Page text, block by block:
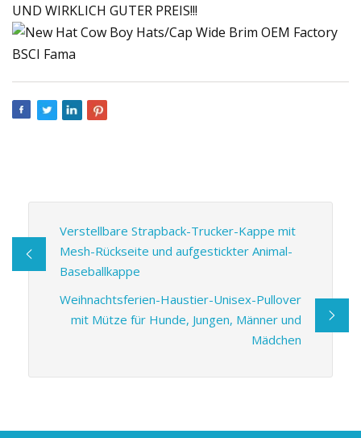
UND WIRKLICH GUTER PREIS!!!
Verstellbare Strapback-Trucker-Kappe mit
Mesh-Rückseite und aufgestickter Animal-
Baseballkappe
Weihnachtsferien-Haustier-Unisex-Pullover
mit Mütze für Hunde, Jungen, Männer und
Mädchen